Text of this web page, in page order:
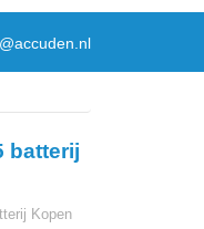
batterij
Kopen